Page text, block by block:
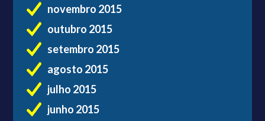
novembro 2015
outubro 2015
setembro 2015
agosto 2015
julho 2015
junho 2015